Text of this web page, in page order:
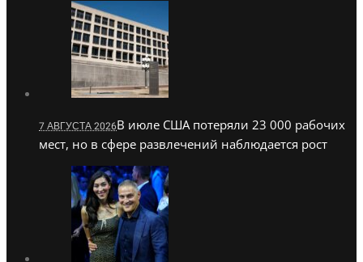
7 АВГУСТА 2026В июле США потеряли 23 000 рабочих
мест, но в сфере развлечений наблюдается рост